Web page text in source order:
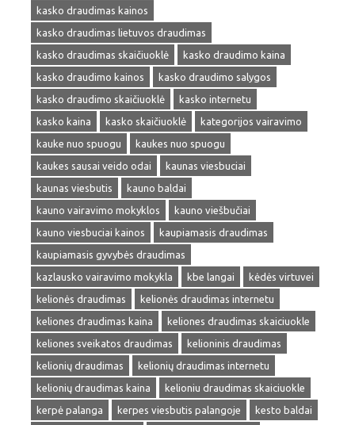
kasko draudimas kainos
kasko draudimas lietuvos draudimas
kasko draudimas skaičiuoklė
kasko draudimo kaina
kasko draudimo kainos
kasko draudimo salygos
kasko draudimo skaičiuoklė
kasko internetu
kasko kaina
kasko skaičiuoklė
kategorijos vairavimo
kauke nuo spuogu
kaukes nuo spuogu
kaukes sausai veido odai
kaunas viesbuciai
kaunas viesbutis
kauno baldai
kauno vairavimo mokyklos
kauno viešbučiai
kauno viesbuciai kainos
kaupiamasis draudimas
kaupiamasis gyvybės draudimas
kazlausko vairavimo mokykla
kbe langai
kėdės virtuvei
kelionės draudimas
kelionės draudimas internetu
keliones draudimas kaina
keliones draudimas skaiciuokle
keliones sveikatos draudimas
kelioninis draudimas
kelionių draudimas
kelionių draudimas internetu
kelionių draudimas kaina
kelioniu draudimas skaiciuokle
kerpė palanga
kerpes viesbutis palangoje kesto baldai